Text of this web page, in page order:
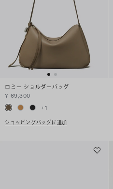
ロミー ショルダーバッグ
¥ 69,300
+1
ショッピングバッグに追加